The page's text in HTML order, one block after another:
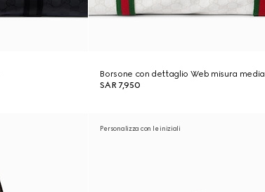
Borsone con dettaglio Web misura media
SAR 7,950
Personalizza con le iniziali